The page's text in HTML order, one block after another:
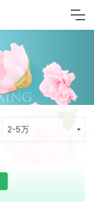
2-5万